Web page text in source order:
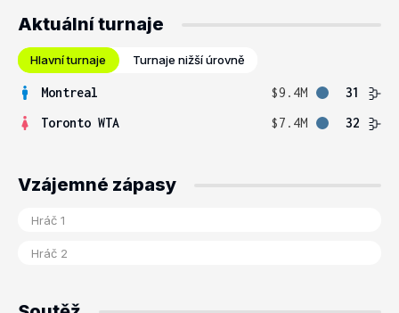
Aktuální turnaje
Hlavní turnaje Turnaje nižší úrovně
Montreal $9.4M
31
Toronto WTA
$7.4M 32
Vzájemné zápasy